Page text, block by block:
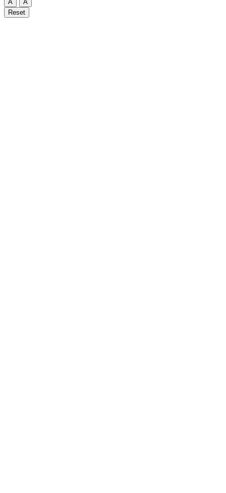
A
A
Reset